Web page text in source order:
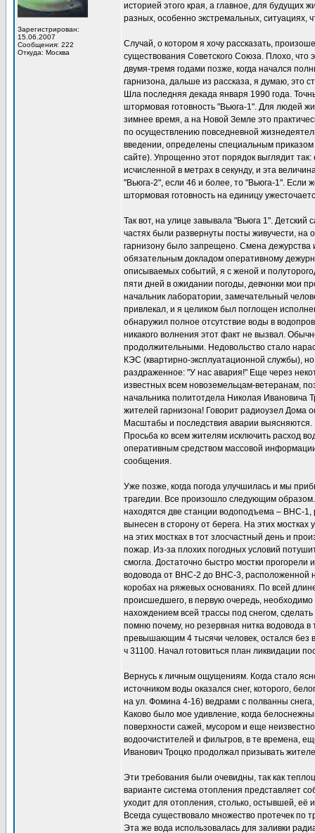
Зарегистрирован:
15.06.2007
Сообщения: 222
Откуда: Москва
историей этого края, а главное, для будущих
разных, особенно экстремальных,
Случай, о котором я хочу рассказать,
существования Советского Союза. Плохо, что
двумя-тремя годами позже, когда начался
гарнизона, дальше из рассказа, я думаю, это
Шла последняя декада января 1990 года.
штормовая готовность "Вьюга-1". Для людей
зимнее время, а на Новой Земле это
по осуществлению повседневной
введении, определены специальным приказом
сайте). Упрощенно этот порядок выглядит
исчисленной в метрах в секунду, и эта
"Вьюга-2", если 46 и более, то "Вьюга-1". Если
штормовая готовность на единицу
Так вот, на улице завывала "Вьюга 1".
частях были развернуты посты живучести,
гарнизону было запрещено. Смена дежурства
обязательным докладом оперативному
описываемых событий, я с женой и
пяти дней в ожидании погоды, девчонки мои
начальник лаборатории, замечательный
привлекал, и я целиком был поглощен
обнаружил полное отсутствие воды в
никакого волнения этот факт не вызвал.
продолжительными. Недовольство стало
КЭС (квартирно-эксплуатационной службы),
раздраженное: "У нас авария!" Еще через
известных всем новоземельцам-ветеранам,
начальника политотдела Николая
жителей гарнизона! Говорит радиоузел Дома
Масштабы и последствия аварии
Просьба ко всем жителям исключить расход
оперативным средством массовой
сообщения.
Уже позже, когда погода улучшилась и мы
трагедии. Все произошло следующим
находятся две станции водоподъема – ВНС-
вынесен в сторону от берега. На этих
на этих мостках в тот злосчастный день и
пожар. Из-за плохих погодных условий
смогла. Достаточно быстро мостки прогорели
водовода от ВНС-2 до ВНС-3, расположенной
коробах на ряжевых основаниях. По всей
происшедшего, в первую очередь, необходимо
нахождением всей трассы под снегом,
помню почему, но резервная нитка водовода
превышающим 4 тысячи человек, остался
ч 31100. Начал готовиться план ликвидации
Вернусь к личным ощущениям. Когда стало
источником воды оказался снег, которого,
на ул. Фомина 4-16) ведрами с полванны
Каково было мое удивление, когда
поверхности сажей, мусором и еще
водоочистителей и фильтров, в те времена,
Иванович Троцко продолжал призывать
Эти требования были очевидны, так как
варианте система отопления представляет
уходит для отопления, столько, остывшей, её
Всегда существовало множество протечек
Эта же вода использовалась для заливки